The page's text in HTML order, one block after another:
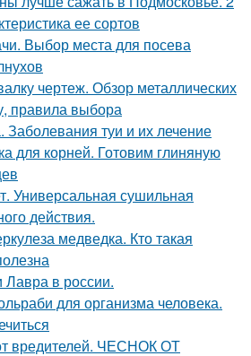
ее сортов
Выбор места для посева
чертеж. Обзор металлических
правила выбора
Заболевания туи и их лечение
для корней. Готовим глиняную
Универсальная сушильная
действия.
медведка. Кто такая
в россии.
для организма человека.
вредителей. ЧЕСНОК ОТ